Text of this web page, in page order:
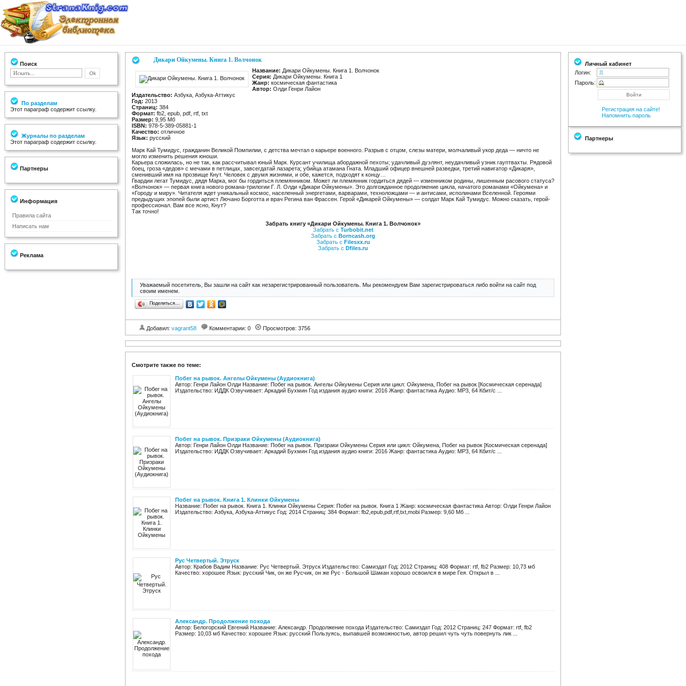
Поиск
По разделам
Этот параграф содержит ссылку.
Журналы по разделам
Этот параграф содержит ссылку.
Партнеры
Информация
Правила сайта
Написать нам
Реклама
Дикари Ойкумены. Книга 1. Волчонок
Название: Дикари Ойкумены. Книга 1. Волчонок
Серия: Дикари Ойкумены. Книга 1
Жанр: космическая фантастика
Автор: Олди Генри Лайон
Издательство: Азбука, Азбука-Аттикус
Год: 2013
Страниц: 384
Формат: fb2, epub, pdf, rtf, txt
Размер: 9,95 Мб
ISBN: 978-5-389-05881-1
Качество: отличное
Язык: русский
Марк Кай Тумидус, гражданин Великой Помпилии, с детства мечтал о карьере военного. Разрыв с отцом, слезы матери, молчаливый укор деда — ничто не
могло изменить решения юноши.
Карьера сложилась, но не так, как рассчитывал юный Марк. Курсант училища абордажной пехоты; удачливый дуэлянт, неудачливый узник гауптвахты. Рядовой
боец, гроза «дедов» с мечами в петлицах, завсегдатай лазарета; убийца атамана Гната. Младший офицер внешней разведки, третий навигатор «Дикаря»,
сменивший имя на прозвище Кнут. Человек с двумя жизнями, и обе, кажется, подходят к концу…
Гвардии легат Тумидус, дядя Марка, мог бы гордиться племянником. Может ли племянник гордиться дядей — изменником родины, лишенным расового статуса?
«Волчонок» — первая книга нового романа-трилогии Г. Л. Олди «Дикари Ойкумены». Это долгожданное продолжение цикла, начатого романами «Ойкумена» и
«Городу и миру». Читателя ждет уникальный космос, населенный энергетами, варварами, техноложцами — и антисами, исполинами Вселенной. Героями
предыдущих эпопей были артист Лючано Борготта и врач Регина ван Фрассен. Герой «Дикарей Ойкумены» — солдат Марк Кай Тумидус. Можно сказать, герой-
профессионал. Вам все ясно, Кнут?
Так точно!
Забрать книгу «Дикари Ойкумены. Книга 1. Волчонок»
Забрать с Turbobit.net
Забрать с Borncash.org
Забрать с Filesxx.ru
Забрать с Dfiles.ru
Уважаемый посетитель, Вы зашли на сайт как незарегистрированный пользователь. Мы рекомендуем Вам зарегистрироваться либо войти на сайт под
своим именем.
Поделиться…
Добавил: vagrant58 Комментарии: 0 Просмотров: 3756
Смотрите также по теме:
Побег на рывок. Ангелы Ойкумены (Аудиокнига)
Автор: Генри Лайон Олди Название: Побег на рывок. Ангелы Ойкумены Серия или цикл: Ойкумена, Побег на рывок [Космическая серенада]
Издательство: ИДДК Озвучивает: Аркадий Бухмин Год издания аудио книги: 2016 Жанр: фантастика Аудио: MP3, 64 Кбит/с ...
Побег на рывок. Призраки Ойкумены (Аудиокнига)
Автор: Генри Лайон Олди Название: Побег на рывок. Призраки Ойкумены Серия или цикл: Ойкумена, Побег на рывок [Космическая серенада]
Издательство: ИДДК Озвучивает: Аркадий Бухмин Год издания аудио книги: 2016 Жанр: фантастика Аудио: MP3, 64 Кбит/с ...
Побег на рывок. Книга 1. Клинки Ойкумены
Название: Побег на рывок. Книга 1. Клинки Ойкумены Серия: Побег на рывок. Книга 1 Жанр: космическая фантастика Автор: Олди Генри Лайон
Издательство: Азбука, Азбука-Аттикус Год: 2014 Страниц: 384 Формат: fb2,epub,pdf,rtf,txt,mobi Размер: 9,60 Мб ...
Рус Четвертый. Этруск
Автор: Крабов Вадим Название: Рус Четвертый. Этруск Издательство: Самиздат Год: 2012 Страниц: 408 Формат: rtf, fb2 Размер: 10,73 мб
Качество: хорошее Язык: русский Чик, он же Русчик, он же Рус - Большой Шаман хорошо освоился в мире Гея. Открыл в ...
Александр. Продолжение похода
Автор: Белогорский Евгений Название: Александр. Продолжение похода Издательство: Самиздат Год: 2012 Страниц: 247 Формат: rtf, fb2
Размер: 10,03 мб Качество: хорошее Язык: русский Пользуясь, выпавшей возможностью, автор решил чуть чуть повернуть лик ...
Личный кабинет
Логин:
Пароль:
Регистрация на сайте!
Напомнить пароль
Партнеры